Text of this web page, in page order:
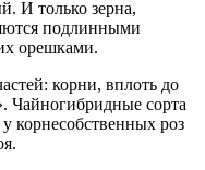
И только зерна,
подлинными
орешками.
корни, вплоть до
Чайногибридные сорта
корнесобственных роз